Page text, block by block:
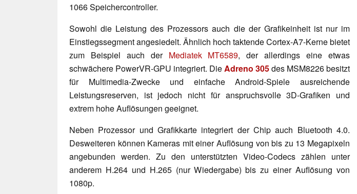
1066 Speichercontroller.
Sowohl die Leistung des Prozessors auch die der Grafikeinheit ist nur im
Einstiegssegment angesiedelt. Ähnlich hoch taktende Cortex-A7-Kerne bietet
zum Beispiel auch der Mediatek MT6589, der allerdings eine etwas
schwächere PowerVR-GPU integriert. DieAdreno 305des MSM8226 besitzt
für Multimedia-Zwecke und einfache Android-Spiele ausreichende
Leistungsreserven, ist jedoch nicht für anspruchsvolle 3D-Grafiken und
extrem hohe Auflösungen geeignet.
Neben Prozessor und Grafikkarte integriert der Chip auch Bluetooth 4.0.
Desweiteren können Kameras mit einer Auflösung von bis zu 13 Megapixeln
angebunden werden. Zu den unterstützten Video-Codecs zählen unter
anderem H.264 und H.265 (nur Wiedergabe) bis zu einer Auflösung von
1080p.